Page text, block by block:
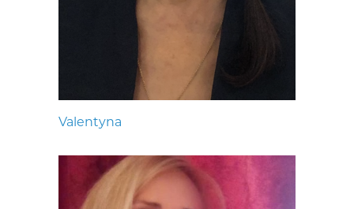
Valentyna